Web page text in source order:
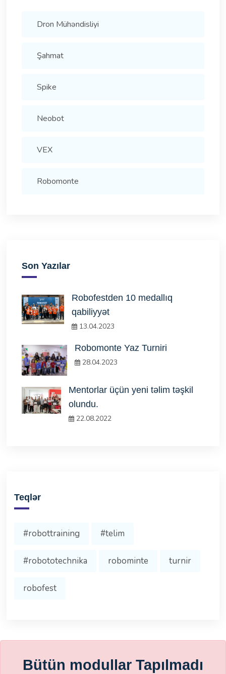
Dron Mühəndisliyi
Şahmat
Spike
Neobot
VEX
Robomonte
Son Yazılar
Robofestden 10 medallıq
qabiliyyət
13.04.2023
Robomonte Yaz Turniri
28.04.2023
Mentorlar üçün yeni təlim təşkil
olundu.
22.08.2022
Teqlər
#robottraining #telim
#robototechnika robominte turnir
robofest
Bütün modullar Tapılmadı